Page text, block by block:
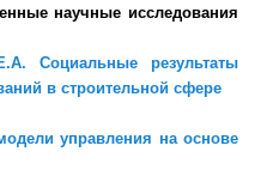
научные исследования
Социальные результаты
в строительной сфере
управления на основе